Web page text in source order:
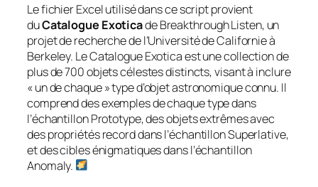
Le fichier Excel utilisé dans ce script provient
duCatalogue Exoticade Breakthrough Listen, un
projet de recherche de l’Université de Californie à
Berkeley. Le Catalogue Exotica est une collection de
plus de 700 objets célestes distincts, visant à inclure
« un de chaque » type d’objet astronomique connu. Il
comprend des exemples de chaque type dans
l’échantillon Prototype, des objets extrêmes avec
des propriétés record dans l’échantillon Superlative,
et des cibles énigmatiques dans l’échantillon
Anomaly.